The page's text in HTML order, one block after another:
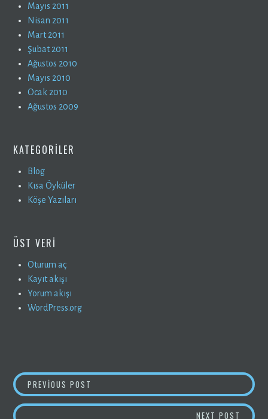
Mayıs 2011
Nisan 2011
Mart 2011
Şubat 2011
Ağustos 2010
Mayıs 2010
Ocak 2010
Ağustos 2009
KATEGORILER
Blog
Kısa Öyküler
Köşe Yazıları
ÜST VERI
Oturum aç
Kayıt akışı
Yorum akışı
WordPress.org
YAZIPREVIOUS POST
NEXT POST İŞTE